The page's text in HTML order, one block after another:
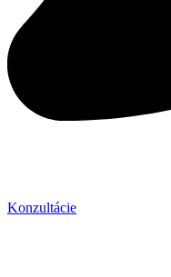
Konzultácie